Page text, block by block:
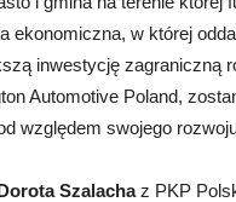
ekonomiczna, w której
inwestycję zagraniczną
Automotive Poland,
względem swojego
Szalachaz PKP